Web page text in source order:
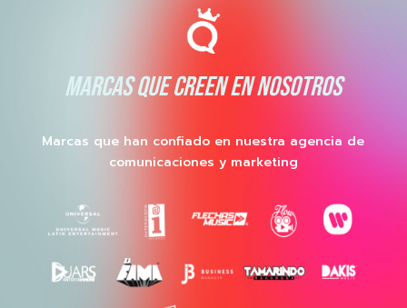
MARCAS QUE CREEN EN NOSOTROS
Marcas que han confiado en nuestra agencia de
comunicaciones y marketing